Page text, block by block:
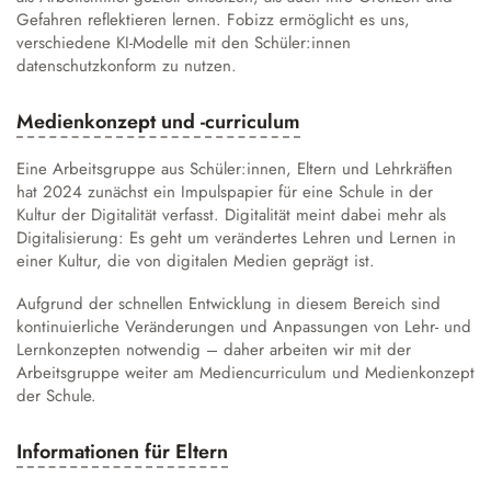
Gefahren reflektieren lernen. Fobizz ermöglicht es uns,
verschiedene KI-Modelle mit den Schüler:innen
datenschutzkonform zu nutzen.
Medienkonzept und -curriculum
Eine Arbeitsgruppe aus Schüler:innen, Eltern und Lehrkräften
hat 2024 zunächst ein Impulspapier für eine Schule in der
Kultur der Digitalität verfasst. Digitalität meint dabei mehr als
Digitalisierung: Es geht um verändertes Lehren und Lernen in
einer Kultur, die von digitalen Medien geprägt ist.
Aufgrund der schnellen Entwicklung in diesem Bereich sind
kontinuierliche Veränderungen und Anpassungen von Lehr- und
Lernkonzepten notwendig – daher arbeiten wir mit der
Arbeitsgruppe weiter am Mediencurriculum und Medienkonzept
der Schule.
Informationen für Eltern